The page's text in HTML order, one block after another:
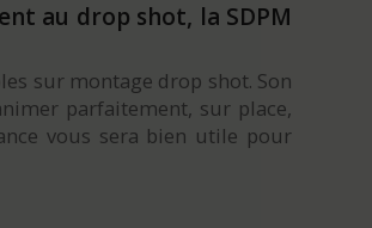
au drop shot, la SDPM
sur montage drop shot. Son
parfaitement, sur place,
vous sera bien utile pour